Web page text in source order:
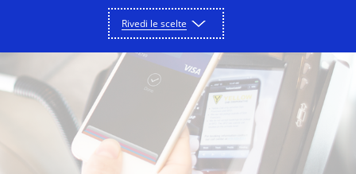
Rivedi le scelte